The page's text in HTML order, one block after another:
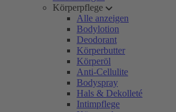
Körperpflege
Alle anzeigen
Bodylotion
Deodorant
Körperbutter
Körperöl
Anti-Cellulite
Bodyspray
Hals & Dekolleté
Intimpflege